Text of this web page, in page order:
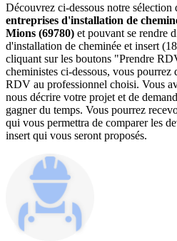
Découvrez ci-dessous notre sélection
entreprises d'installation de
Mions (69780) et pouvant se rendre
d'installation de cheminée et insert
cliquant sur les boutons "Prendre
cheministes ci-dessous, vous pourrez
RDV au professionnel choisi. Vous
nous décrire votre projet et de
gagner du temps. Vous pourrez
qui vous permettra de comparer les
insert qui vous seront proposés.